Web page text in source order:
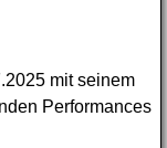
mit seinem
Performances